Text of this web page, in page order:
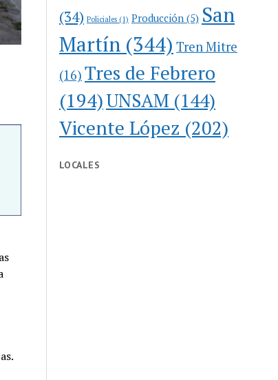
(34) Policiales (1) Producción (5) San
Martín (344) Tren Mitre
(16) Tres de Febrero
(194)UNSAM (144)
Vicente López (202)
LOCALES